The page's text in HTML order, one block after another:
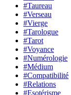
#Taureau
#Verseau
#Vierge
#Tarologue
#Tarot
#Voyance
#Numérologie
#Médium
#Compatibilité
#Relations
#Esotérisme